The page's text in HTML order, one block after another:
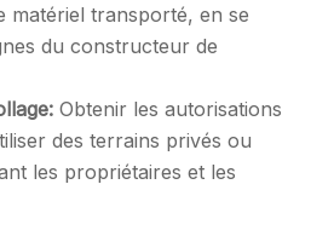
matériel transporté, en se
du constructeur de
Obtenir les autorisations
des terrains privés ou
les propriétaires et les